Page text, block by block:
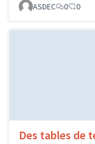
ASDEC 0 0
Des tables de